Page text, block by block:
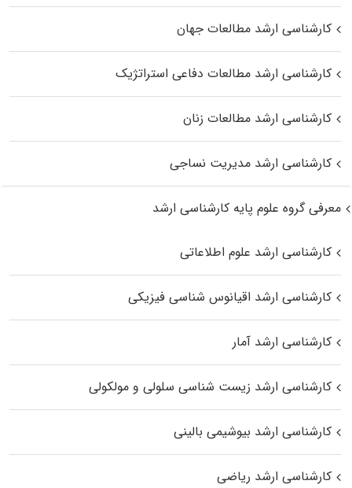
کارشناسی ارشد مطالعات جهان
کارشناسی ارشد مطالعات دفاعی استراتژیک
کارشناسی ارشد مطالعات زنان
کارشناسی ارشد مدیریت نساجی
معرفی گروه علوم پایه کارشناسی ارشد
کارشناسی ارشد علوم اطلاعاتی
کارشناسی ارشد اقیانوس‌ شناسی فیزیکی
کارشناسی ارشد آمار
کارشناسی ارشد زیست شناسی سلولی و مولکولی
کارشناسی ارشد بیوشیمی بالینی
کارشناسی ارشد ریاضی